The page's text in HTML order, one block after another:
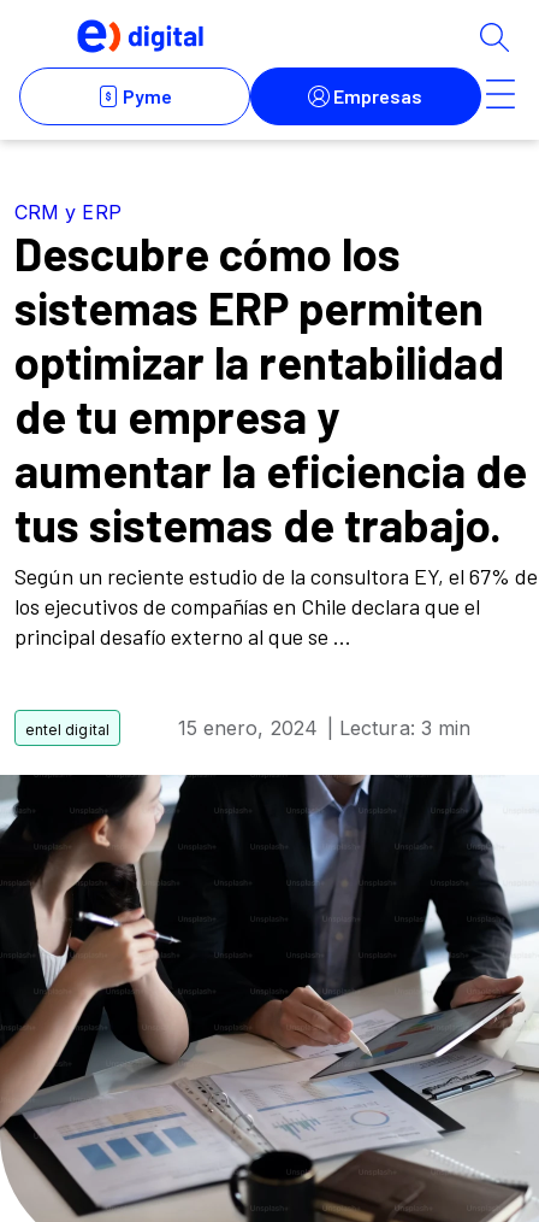
CRM y ERP
Descubre cómo los
sistemas ERP permiten
optimizar la rentabilidad
de tu empresa y
aumentar la eficiencia de
tus sistemas de trabajo.
Según un reciente estudio de la consultora EY, el 67% de
los ejecutivos de compañías en Chile declara que el
principal desafío externo al que se ...
15 enero, 2024 | Lectura: 3 min